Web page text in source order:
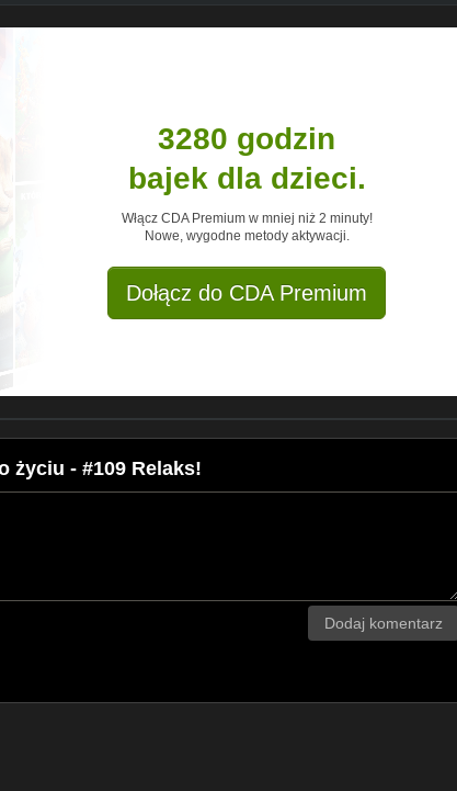
ogarnąć życie. Jestem pół
Pół optymistką, pół
Trochę zakompleksioną i
wszelakich znalazłam odpowiednią
dodatku postanowiłam się nią
Warszawy - to właśnie ja.
mówione. W moich podcastach
- jest najfajniejsze.
3280 godzin
bajek dla dzieci.
Włącz CDA Premium w mniej niż 2 minuty!
Nowe, wygodne metody aktywacji.
Dołącz do CDA Premium
życiu - #109 Relaks!
Dodaj komentarz